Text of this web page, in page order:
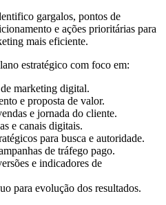
gargalos, pontos de
e ações prioritárias para
mais eficiente.
estratégico com foco em:
marketing digital.
e proposta de valor.
e jornada do cliente.
e canais digitais.
para busca e autoridade.
de tráfego pago.
e indicadores de
para evolução dos resultados.